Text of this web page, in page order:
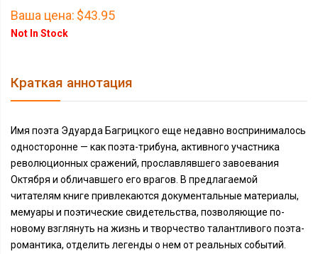
Ваша цена: $43.95
Not In Stock
Краткая аннотация
Имя поэта Эдуарда Багрицкого еще недавно воспринималось
односторонне — как поэта-трибуна, активного участника
революционных сражений, прославлявшего завоевания
Октября и обличавшего его врагов. В предлагаемой
читателям книге привлекаются документальные материалы,
мемуары и поэтические свидетельства, позволяющие по-
новому взглянуть на жизнь и творчество талантливого поэта-
романтика, отделить легенды о нем от реальных событий.